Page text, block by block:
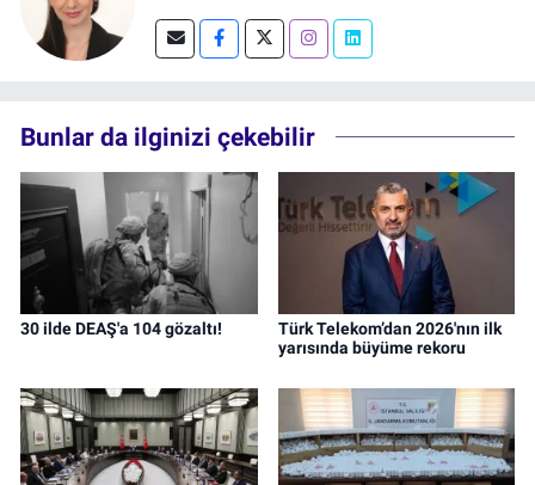
Bunlar da ilginizi çekebilir
30 ilde DEAŞ'a 104 gözaltı!
Türk Telekom’dan 2026'nın ilk
yarısında büyüme rekoru